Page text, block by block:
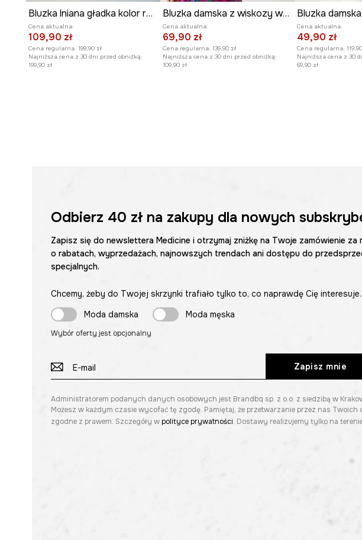
Bluzka lniana gładka kolor różowy
Cena aktualna:
109,90 zł
Cena regularna: 199,90 zł
Najniższa cena z 30 dni przed obniżką:
199,90 zł
Bluzka damska z wiskozy wzorzysta kolor różowy
Cena aktualna:
69,90 zł
Cena regularna: 139,90 zł
Najniższa cena z 30 dni przed obniżką:
109,90 zł
Cena aktualna:
49,90 zł
Cena regularna:
Najniższa cena z 30
69,90 zł
Odbierz 40 złna zakupy dla nowych
Zapisz się do newslettera Medicine i otrzymaj zniżkę na Twoje zamówienie za
o rabatach, wyprzedażach, najnowszych trendach ani dostępu do
specjalnych.
Chcemy, żeby do Twojej skrzynki trafiało tylko to, co naprawdę Cię
Moda damska
Moda męska
Wybór oferty jest opcjonalny
Zapisz mnie
Administratorem podanych danych osobowych jest Brandbq sp. z o.o. z siedzibą w
Możesz w każdym czasie wycofać tę zgodę. Pamiętaj, że przetwarzanie przez nas
zgodne z prawem. Szczegóły w polityce prywatności. Dostawy realizujemy tylko na